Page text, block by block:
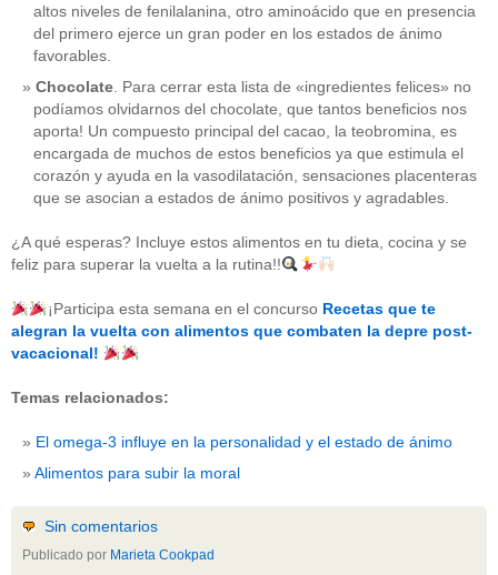
CATEGORÍAS
acido-folico (4)
alergias(3)
alimentos(22)
alimentos-perjudiaciales (17)
antioxidantes (6)
beneficios-salud(53)
calcio
corazon(1)
dietas(10)
embarazo
nutricion(3)
obesidad(12)
Sin categoría(438)
altos niveles de fenilalanina, otro aminoácido que en presencia
del primero ejerce un gran poder en los estados de ánimo
favorables.
Chocolate. Para cerrar esta lista de «ingredientes felices» no
podíamos olvidarnos del chocolate, que tantos beneficios nos
aporta! Un compuesto principal del cacao, la teobromina, es
encargada de muchos de estos beneficios ya que estimula el
corazón y ayuda en la vasodilatación, sensaciones placenteras
que se asocian a estados de ánimo positivos y agradables.
¿A qué esperas? Incluye estos alimentos en tu dieta, cocina y se
feliz para superar la vuelta a la rutina!!
¡Participa esta semana en el concurso Recetas que te
alegran la vuelta con alimentos que combaten la depre post-
vacacional!
Temas relacionados:
El omega-3 influye en la personalidad y el estado de ánimo
Alimentos para subir la moral
Sin comentarios
Publicado por Marieta Cookpad